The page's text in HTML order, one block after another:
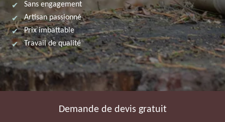
Sans engagement
Artisan passionné
Prix imbattable
Travail de qualité
Demande de devis gratuit